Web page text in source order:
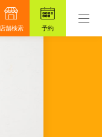
っと安心を目指して
店舗検索 予約